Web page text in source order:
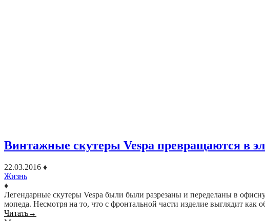
Винтажные скутеры Vespa превращаются в
22.03.2016 ♦
Жизнь
♦
Легендарные скутеры Vespa были были разрезаны и переделаны в
мопеда. Несмотря на то, что с фронтальной части изделие выглядит
Читать→